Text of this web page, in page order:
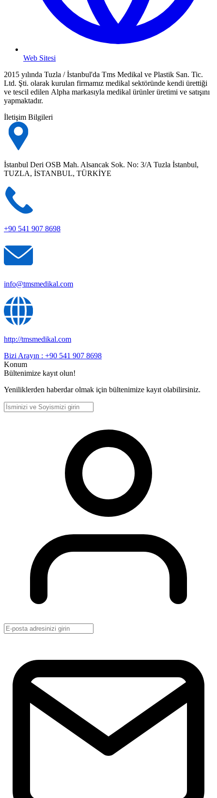
Web Sitesi
2015 yılında Tuzla / İstanbul'da Tms Medikal ve Plastik San. Tic.
Ltd. Şti. olarak kurulan firmamız medikal sektöründe kendi ürettiği
ve tescil edilen Alpha markasıyla medikal ürünler üretimi ve satışını
yapmaktadır.
İletişim Bilgileri
İstanbul Deri OSB Mah. Alsancak Sok. No: 3/A Tuzla İstanbul,
TUZLA, İSTANBUL, TÜRKİYE
+90 541 907 8698
info@tmsmedikal.com
http://tmsmedikal.com
Bizi Arayın : +90 541 907 8698
Konum
Bültenimize kayıt olun!
Yeniliklerden haberdar olmak için bültenimize kayıt olabilirsiniz.